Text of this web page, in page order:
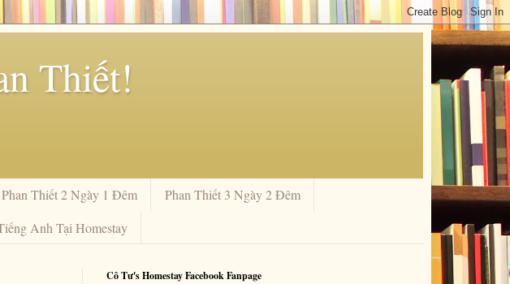
Thiết!
Phan Thiết 2 Ngày 1 Đêm
Phan Thiết 3 Ngày 2 Đêm
Anh Tại Homestay
Cô Tư's Homestay Facebook Fanpage